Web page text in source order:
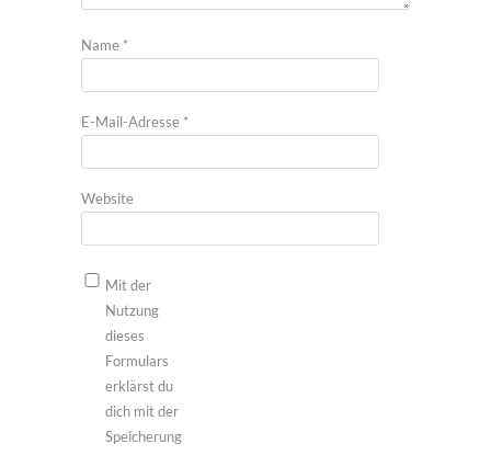
Name *
E-Mail-Adresse *
Website
Mit der
Nutzung
dieses
Formulars
erklärst du
dich mit der
Speicherung